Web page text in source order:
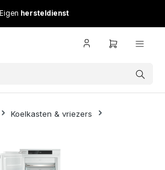
Eigen hersteldienst
Koelkasten & vriezers